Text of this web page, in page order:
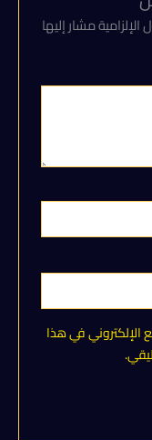
الإلزامية مشار إليها
الإلكتروني في هذا